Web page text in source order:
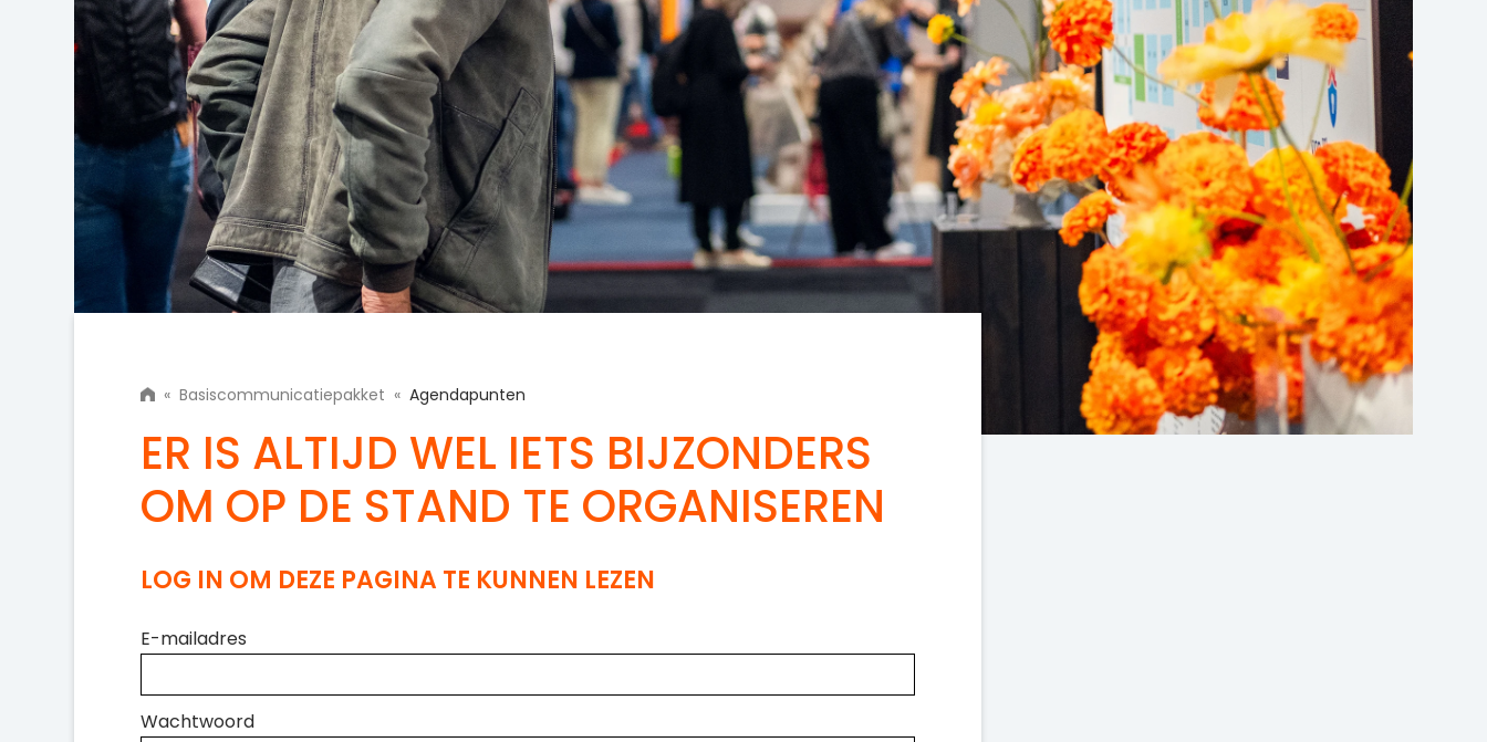
«Basiscommunicatiepakket «Agendapunten
ER IS ALTIJD WEL IETS BIJZONDERS
OM OP DE STAND TE ORGANISEREN
LOG IN OM DEZE PAGINA TE KUNNEN LEZEN
E-mailadres
Wachtwoord